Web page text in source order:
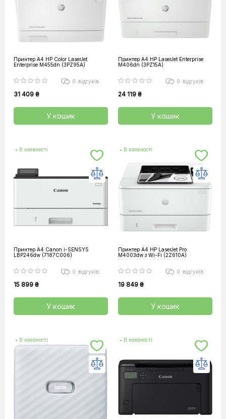
Принтер А4 HP Color LaserJet
Enterprise M455dn (3PZ95A)
0 відгуків
31 409 ₴
У кошик
Принтер А4 HP LaserJet Enterprise
M406dn (3PZ15A)
0 відгуків
24 119 ₴
У кошик
• В наявності
Принтер А4 Canon i-SENSYS
LBP246dw (7187C006)
0 відгуків
15 899 ₴
У кошик
• В наявності
Принтер А4 HP LaserJet Pro
M4003dw з Wi-Fi (2Z610A)
0 відгуків
19 849 ₴
У кошик
• В наявності • В наявності